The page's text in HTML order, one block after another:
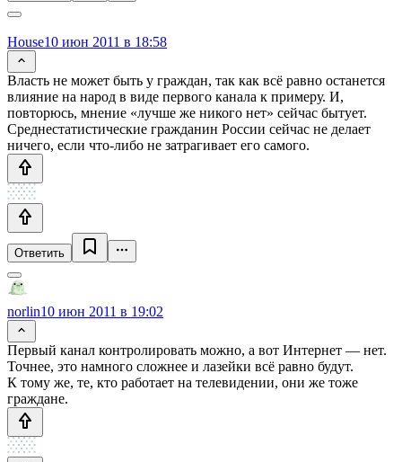
House10 июн 2011 в 18:58
Власть не может быть у граждан, так как всё равно останется
влияние на народ в виде первого канала к примеру. И,
повторюсь, мнение «лучше же никого нет» сейчас бытует.
Среднестатистические гражданин России сейчас не делает
ничего, если что-либо не затрагивает его самого.
Ответить
norlin10 июн 2011 в 19:02
Первый канал контролировать можно, а вот Интернет — нет.
Точнее, это намного сложнее и лазейки всё равно будут.
К тому же, те, кто работает на телевидении, они же тоже
граждане.